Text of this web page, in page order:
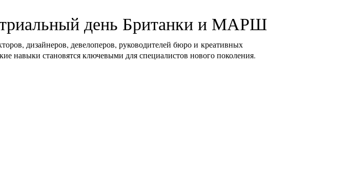
день Британки и МАРШ
дизайнеров, девелоперов, руководителей бюро и креативных
навыки становятся ключевыми для специалистов нового поколения.